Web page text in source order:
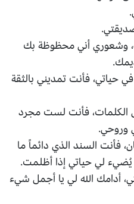
أني محظوظة بك
حياتي، فأنت تمديني بالثقة
فأنت لست مجرد
وروحي.
فأنت السند الذي دائماً ما
يُضيء لي حياتي إذا أظلمت.
أدامك الله لي يا أجمل شيء